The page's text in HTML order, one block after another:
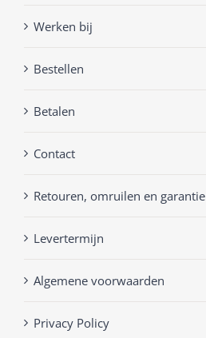
Werken bij
Bestellen
Betalen
Contact
Retouren, omruilen en garantie
Levertermijn
Algemene voorwaarden
Privacy Policy